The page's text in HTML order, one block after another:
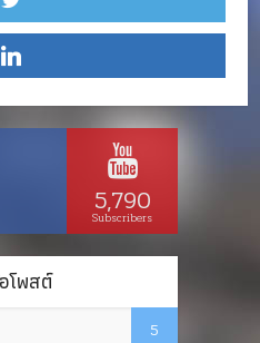
5,790
Subscribers
โพสต์
5